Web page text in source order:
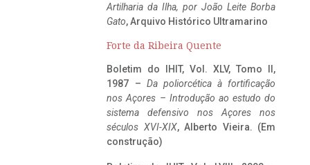
Artilharia da Ilha, por João Leite Borba
Gato, Arquivo Histórico Ultramarino
Forte da Ribeira Quente
Boletim do IHIT, Vol. XLV, Tomo II,
1987 – Da poliorcética à fortificação
nos Açores – Introdução ao estudo do
sistema defensivo nos Açores nos
séculos XVI-XIX, Alberto Vieira. (Em
construção)